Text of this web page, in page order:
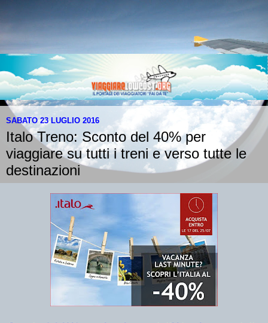
SABATO 23 LUGLIO 2016
Italo Treno: Sconto del 40% per
viaggiare su tutti i treni e verso tutte le
destinazioni